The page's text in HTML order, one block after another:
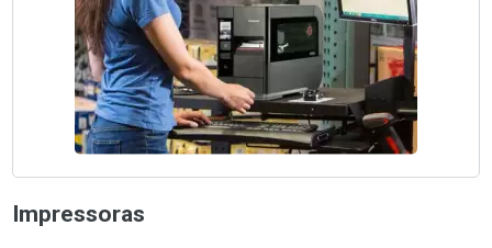
Impressoras